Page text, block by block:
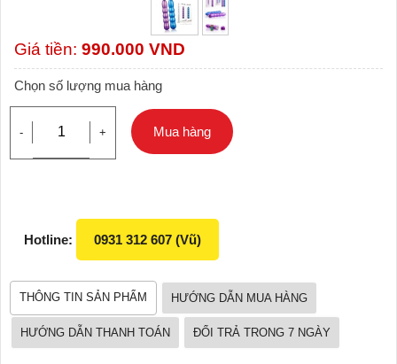
Giá tiền: 990.000 VND
Chọn số lượng mua hàng
- + Mua hàng
Hotline: 0931 312 607 (Vũ)
THÔNG TIN SẢN PHẨM HƯỚNG DẪN MUA HÀNG
HƯỚNG DẪN THANH TOÁN ĐỔI TRẢ TRONG 7 NGÀY